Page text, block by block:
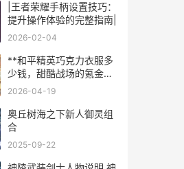
|王者荣耀手柄设置技巧：
提升操作体验的完整指南|
2026-02-04
**和平精英巧克力衣服多
少钱，甜酷战场的氪金艺
术**
2026-04-19
奥丘树海之下新人御灵组
合
2025-09-22